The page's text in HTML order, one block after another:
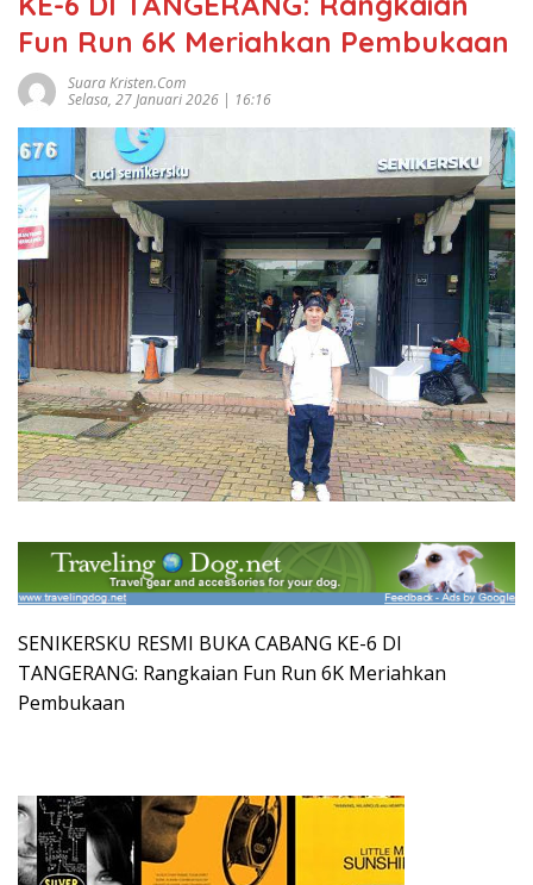
Fun Run 6K Meriahkan Pembukaan
Suara Kristen.com
Selasa, 27 Januari 2026 | 16:16
SENIKERSKU RESMI BUKA CABANG KE-6 DI
TANGERANG: Rangkaian Fun Run 6K Meriahkan
Pembukaan